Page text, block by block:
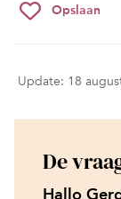
Opslaan
Update: 18
De
Hallo